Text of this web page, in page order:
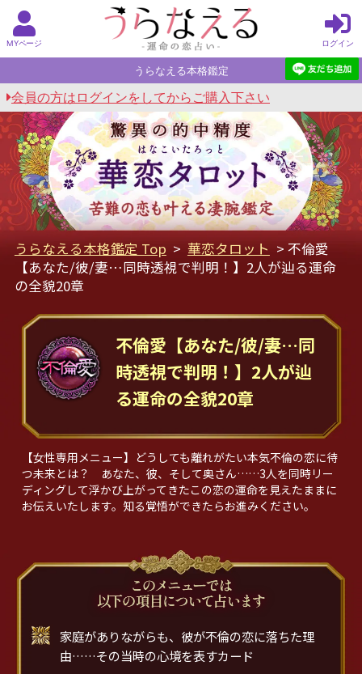
MYページ ログイン
うらなえる本格鑑定
会員の方はログインをしてからご購入下さい
うらなえる本格鑑定 Top > 華恋タロット > 不倫愛
【あなた/彼/妻…同時透視で判明！】2人が辿る運命
の全貌20章
不倫愛【あなた/彼/妻…同
時透視で判明！】2人が辿
る運命の全貌20章
【女性専用メニュー】どうしても離れがたい本気不倫の恋に待
つ未来とは？ あなた、彼、そして奥さん……3人を同時リー
ディングして浮かび上がってきたこの恋の運命を見えたままに
お伝えいたします。知る覚悟ができたらお進みください。
家庭がありながらも、彼が不倫の恋に落ちた理
由……その当時の心境を表すカード